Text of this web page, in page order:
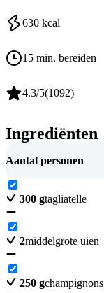
630 kcal
15 min. bereiden
4.3/5(1092)
Ingrediënten
Aantal personen
300 gtagliatelle
2middelgrote uien
250 gchampignons